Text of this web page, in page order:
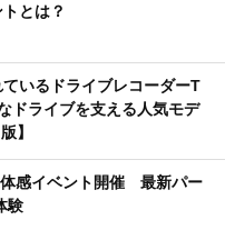
とは？
ているドライブレコーダーT
ドライブを支える人気モデ
】
感イベント開催 最新パー
験